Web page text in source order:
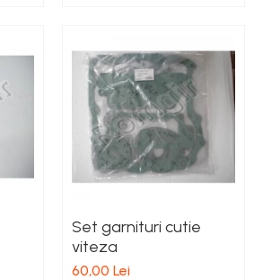
Set garnituri cutie
viteza
60,00 Lei